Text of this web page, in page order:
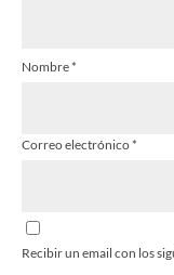
Nombre*
Correo electrónico*
Recibir un email con los